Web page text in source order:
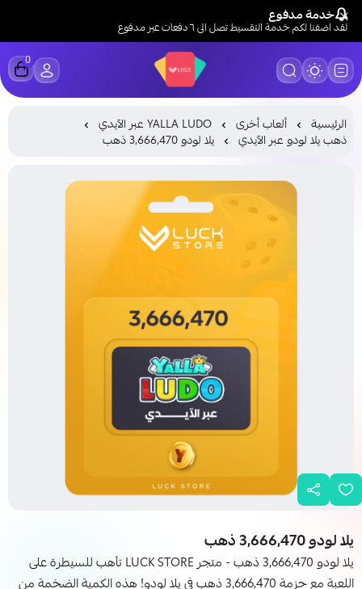
خدمة مدفوع
لقد اضفنا لكم خدمة التقسيط تصل الى ٦ دفعات عبر مدفوع
LUCK STORE
0
الرئيسية ألعاب أخرى
YALLA LUDO عبر الآيدي
ذهب يلا لودو عبر الآيدي
يلا لودو 3,666,470 ذهب
يلا لودو 3,666,470 ذهب
يلا لودو 3,666,470 ذهب - متجر LUCK STORE تأهب للسيطرة على
اللعبة مع حزمة 3,666,470 ذهب في يلا لودو! هذه الكمية الضخمة من